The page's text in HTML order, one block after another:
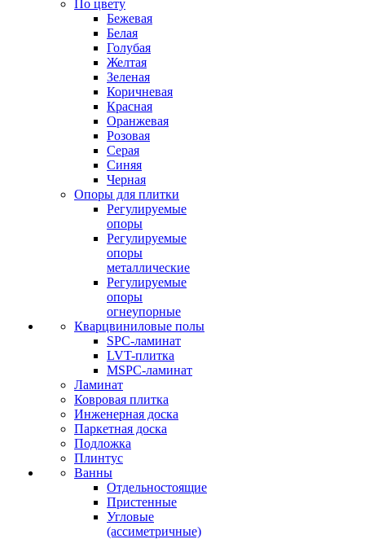
По цвету
Бежевая
Белая
Голубая
Желтая
Зеленая
Коричневая
Красная
Оранжевая
Розовая
Серая
Синяя
Черная
Опоры для плитки
Регулируемые
опоры
Регулируемые
опоры
металлические
Регулируемые
опоры
огнеупорные
Кварцвиниловые полы
SPC-ламинат
LVT-плитка
MSPC-ламинат
Ламинат
Ковровая плитка
Инженерная доска
Паркетная доска
Подложка
Плинтус
Ванны
Отдельностоящие
Пристенные
Угловые
(ассиметричные)